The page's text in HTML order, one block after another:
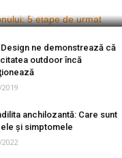
0
ne demonstrează că
outdoor încă
anchilozantă: Care sunt
și simptomele